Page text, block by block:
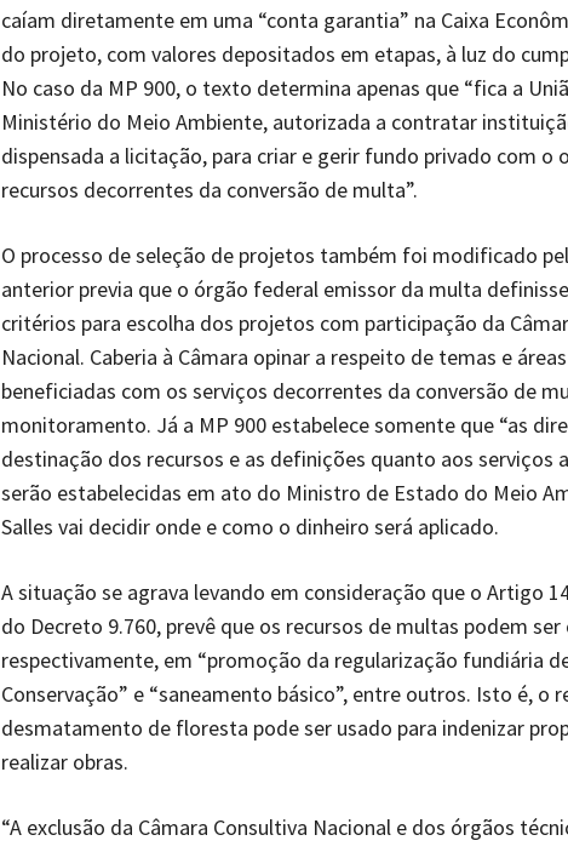
caíam diretamente em uma “conta garantia” na Caixa
do projeto, com valores depositados em etapas, à luz do
No caso da MP 900, o texto determina apenas que “fica a
Ministério do Meio Ambiente, autorizada a contratar
dispensada a licitação, para criar e gerir fundo privado com o
recursos decorrentes da conversão de multa”.
O processo de seleção de projetos também foi modificado
anterior previa que o órgão federal emissor da multa
critérios para escolha dos projetos com participação da
Nacional. Caberia à Câmara opinar a respeito de temas e
beneficiadas com os serviços decorrentes da conversão de
monitoramento. Já a MP 900 estabelece somente que “as
destinação dos recursos e as definições quanto aos serviços
serão estabelecidas em ato do Ministro de Estado do Meio
Salles vai decidir onde e como o dinheiro será aplicado.
A situação se agrava levando em consideração que o Artigo
do Decreto 9.760, prevê que os recursos de multas podem
respectivamente, em “promoção da regularização fundiária
Conservação” e “saneamento básico”, entre outros. Isto é, o
desmatamento de floresta pode ser usado para indenizar
realizar obras.
“A exclusão da Câmara Consultiva Nacional e dos órgãos